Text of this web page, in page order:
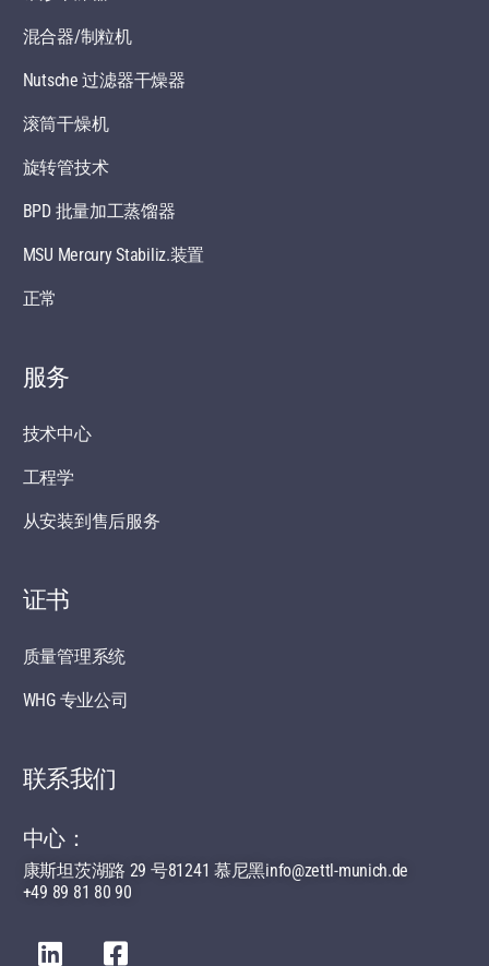
混合器/制粒机
Nutsche 过滤器干燥器
滚筒干燥机
旋转管技术
BPD 批量加工蒸馏器
MSU Mercury Stabiliz.装置
正常
服务
技术中心
工程学
从安装到售后服务
证书
质量管理系统
WHG 专业公司
联系我们
中心：
康斯坦茨湖路 29 号81241 慕尼黑info@zettl-munich.de
+49 89 81 80 90